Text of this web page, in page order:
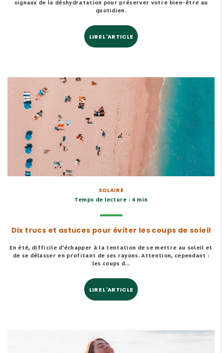
signaux de la déshydratation pour préserver votre bien-être au
quotidien.
LIRE L'ARTICLE
SOLAIRE
Temps de lecture : 4 min
Dix trucs et astuces pour éviter les coups de soleil
En été, difficile d’échapper à la tentation de se mettre au soleil et
de se délasser en profitant de ses rayons. Attention, cependant :
les coups d...
LIRE L'ARTICLE